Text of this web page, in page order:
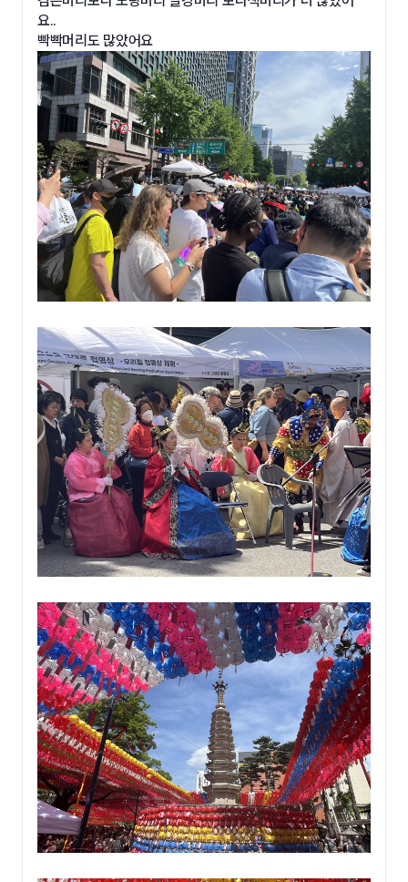
요..
빡빡머리도 많았어요